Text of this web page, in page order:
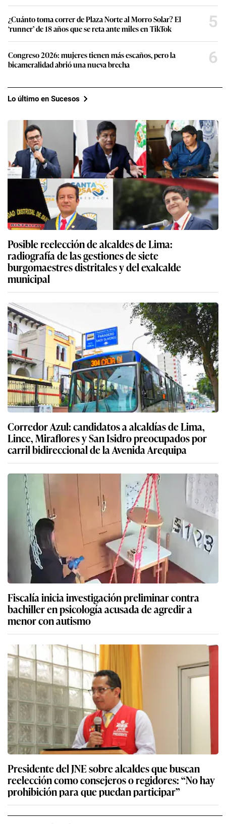
¿Cuánto toma correr de Plaza Norte al Morro Solar? El
‘runner’ de 18 años que se reta ante miles en TikTok
5
Congreso 2026: mujeres tienen más escaños, pero la
bicameralidad abrió una nueva brecha
6
Lo último en Sucesos
Posible reelección de alcaldes de Lima:
radiografía de las gestiones de siete
burgomaestres distritales y del exalcalde
municipal
Corredor Azul: candidatos a alcaldías de Lima,
Lince, Miraflores y San Isidro preocupados por
carril bidireccional de la Avenida Arequipa
Fiscalía inicia investigación preliminar contra
bachiller en psicología acusada de agredir a
menor con autismo
Presidente del JNE sobre alcaldes que buscan
reelección como consejeros o regidores: “No hay
prohibición para que puedan participar”